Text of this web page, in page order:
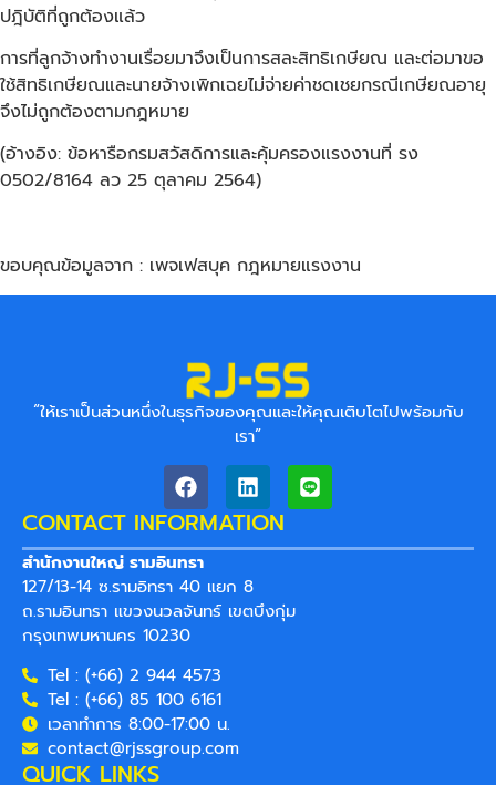
ปฎิบัติที่ถูกต้องแล้ว
การที่ลูกจ้างทำงานเรื่อยมาจึงเป็นการสละสิทธิเกษียณ และต่อมาขอ
ใช้สิทธิเกษียณและนายจ้างเพิกเฉยไม่จ่ายค่าชดเชยกรณีเกษียณอายุ
จึงไม่ถูกต้องตามกฎหมาย
(อ้างอิง: ข้อหารือกรมสวัสดิการและคุ้มครองแรงงานที่ รง
0502/8164 ลว 25 ตุลาคม 2564)
ขอบคุณข้อมูลจาก : เพจเฟสบุค กฎหมายแรงงาน
“ให้เราเป็นส่วนหนึ่งในธุรกิจของคุณและให้คุณเติบโตไปพร้อมกับ
เรา”
CONTACT INFORMATION
สํานักงานใหญ่ รามอินทรา
127/13-14 ซ.รามอิทรา 40 แยก 8
ถ.รามอินทรา แขวงนวลจันทร์ เขตบึงกุ่ม
กรุงเทพมหานคร 10230
Tel : (+66) 2 944 4573
Tel : (+66) 85 100 6161
เวลาทำการ 8:00-17:00 น.
contact@rjssgroup.com
QUICK LINKS